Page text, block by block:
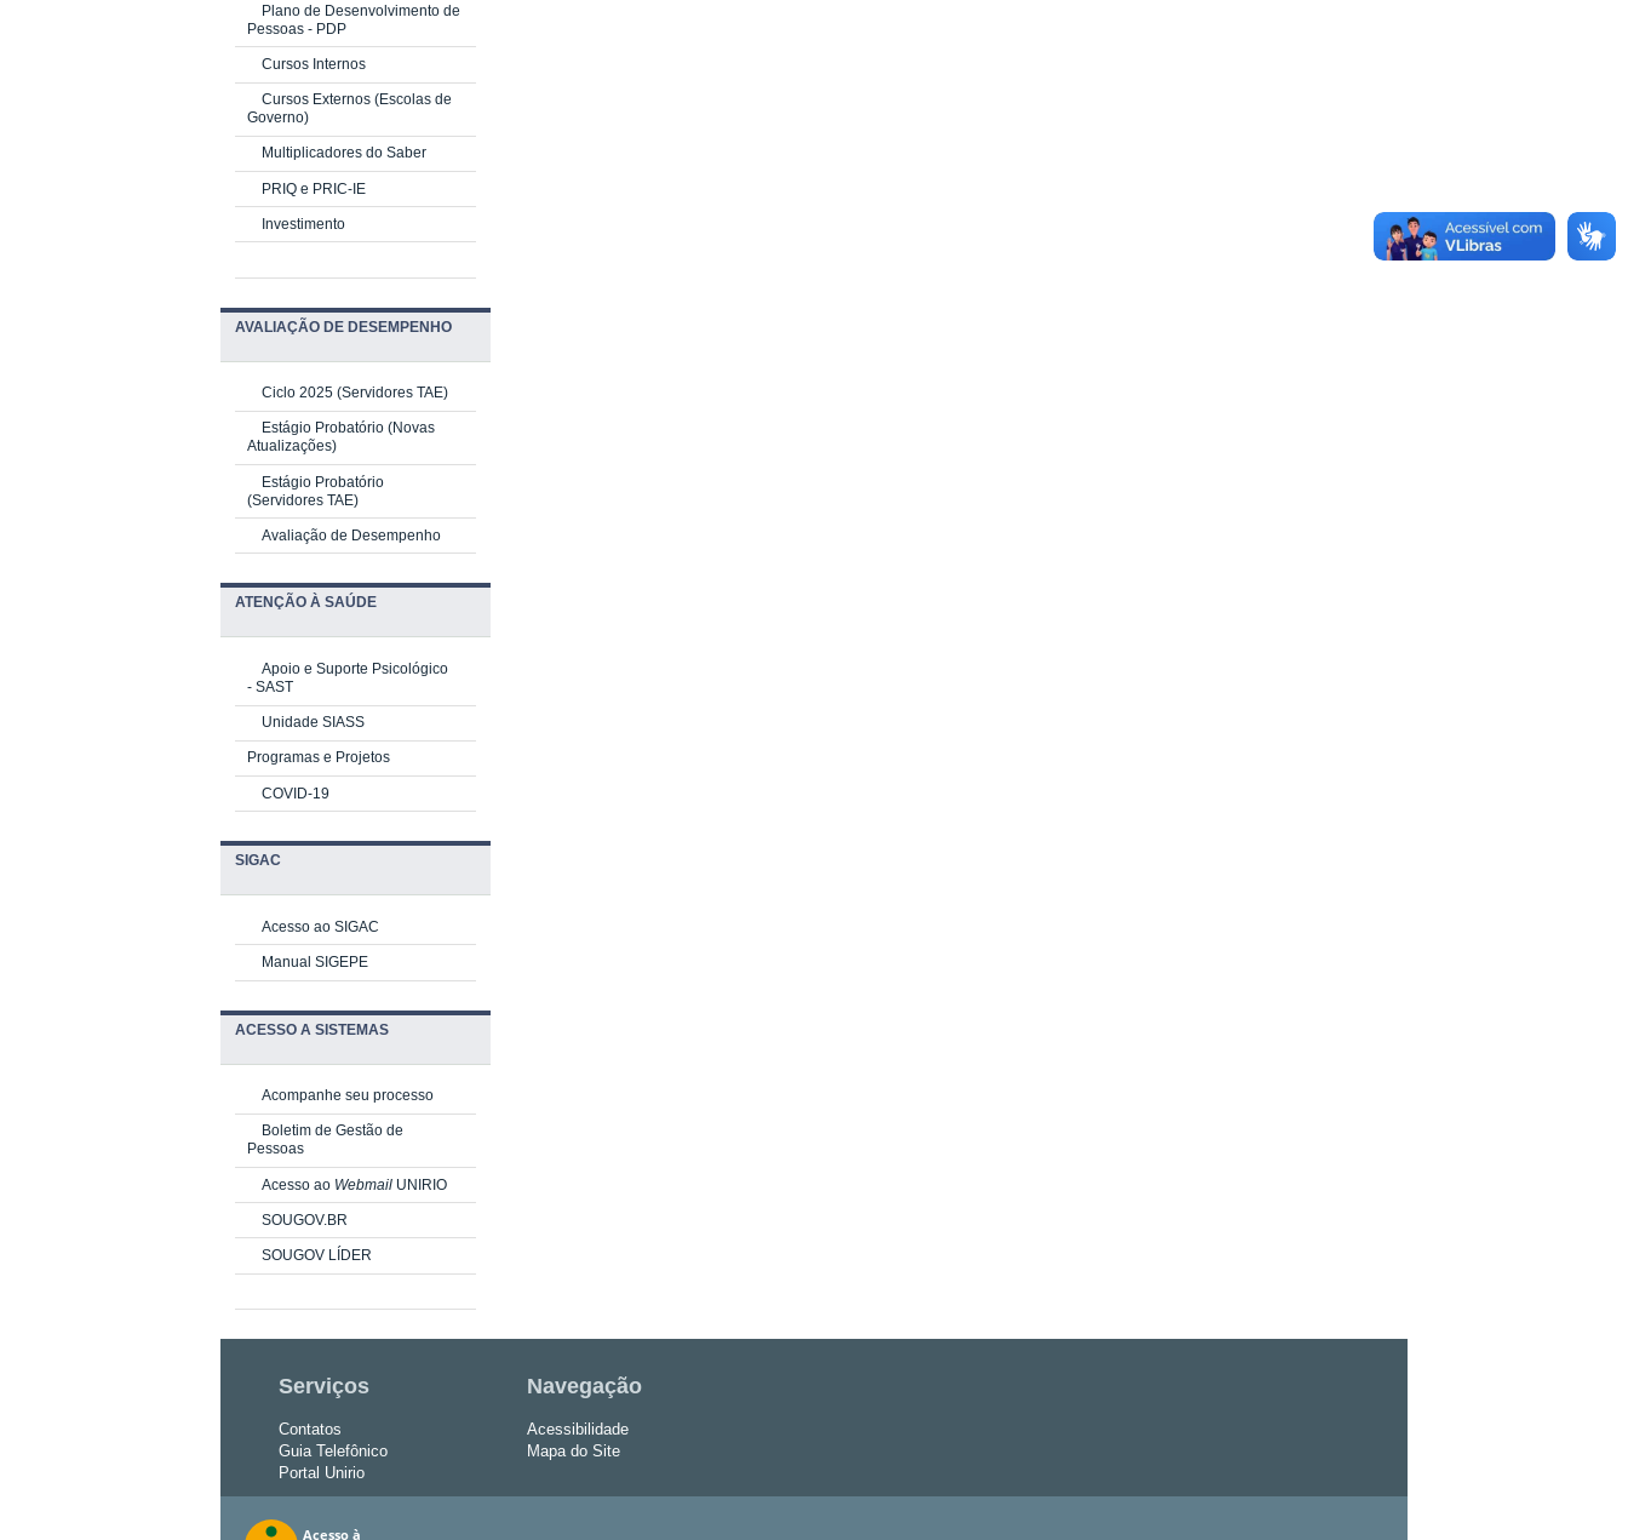
Plano de Desenvolvimento de
Pessoas - PDP
Cursos Internos
Cursos Externos (Escolas de
Governo)
Multiplicadores do Saber
PRIQ e PRIC-IE
Investimento
AVALIAÇÃO DE DESEMPENHO
Ciclo 2025 (Servidores TAE)
Estágio Probatório (Novas
Atualizações)
Estágio Probatório
(Servidores TAE)
Avaliação de Desempenho
ATENÇÃO À SAÚDE
Apoio e Suporte Psicológico
- SAST
Unidade SIASS
Programas e Projetos
COVID-19
SIGAC
Acesso ao SIGAC
Manual SIGEPE
ACESSO A SISTEMAS
Acompanhe seu processo
Boletim de Gestão de
Pessoas
Acesso ao Webmail UNIRIO
SOUGOV.BR
SOUGOV LÍDER
Serviços
Contatos
Guia Telefônico
Portal Unirio
Navegação
Acessibilidade
Mapa do Site